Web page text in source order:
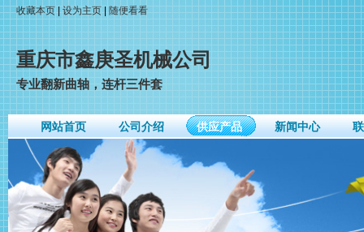
收藏本页|设为主页|随便看看
重庆市鑫庚圣机械公司
专业翻新曲轴，连杆三件套
网站首页 公司介绍 供应产品 新闻中心